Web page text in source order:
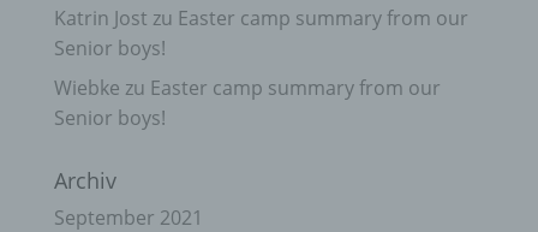
Katrin Jost zu Easter camp summary from our
Senior boys!
Wiebke zu Easter camp summary from our
Senior boys!
Archiv
September 2021